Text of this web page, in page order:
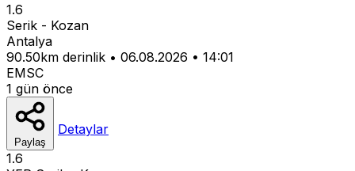
1.6
Serik - Kozan
Antalya
90.50km derinlik • 06.08.2026 • 14:01
EMSC
1 gün önce
Paylaş
Detaylar
1.6